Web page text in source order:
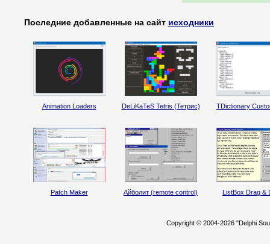
Последние добавленные на сайт исходники
Animation Loaders DeLiKaTeS Tetris (Тетрис) TDictionary
Patch Maker Айболит (remote control) ListBox Drag &
Copyright © 2004-2026 "Delphi